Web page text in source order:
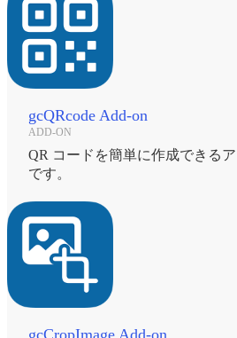
gcQRcode Add-on
ADD-ON
QR コードを簡単に作成できる
です。